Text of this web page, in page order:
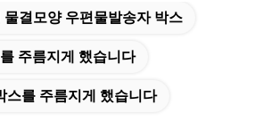
물결모양 우편물발송자 박스
주름지게 했습니다
스를 주름지게 했습니다